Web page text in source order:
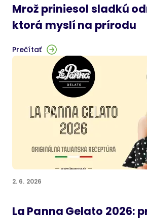
Mrož priniesol sladkú
ktorá myslí na prírodu
Prečítať
2. 6. 2026
La Panna Gelato 2026: